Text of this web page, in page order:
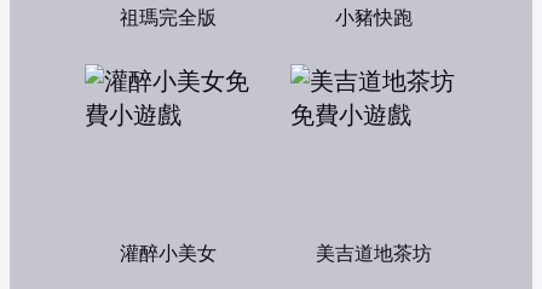
祖瑪完全版 小豬快跑
灌醉小美女 美吉道地茶坊